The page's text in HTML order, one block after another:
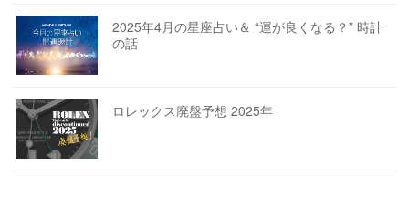
2025年4月の星座占い＆ “運が良くなる？” 時計
の話
ロレックス廃盤予想 2025年